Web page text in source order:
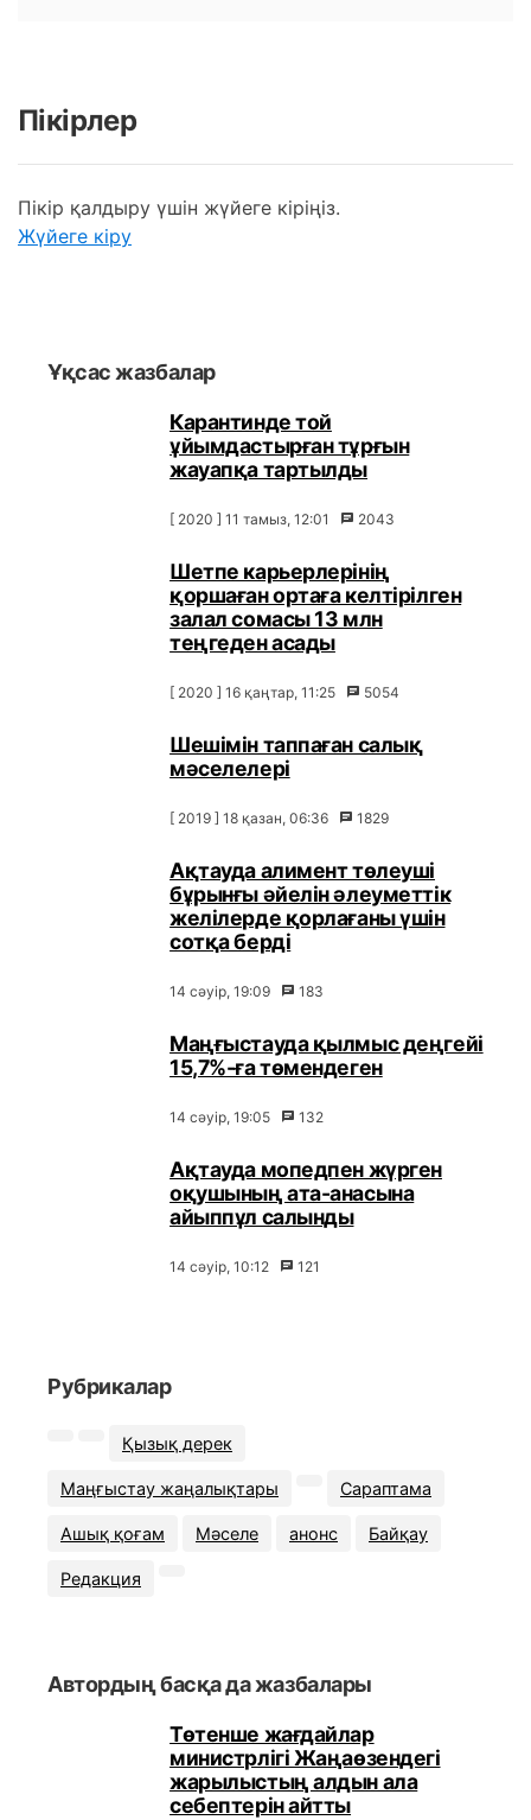
Пікірлер
Пікір қалдыру үшін жүйеге кіріңіз.
Жүйеге кіру
Ұқсас жазбалар
Карантинде той
ұйымдастырған тұрғын
жауапқа тартылды
[ 2020 ] 11 тамыз, 12:01 2043
Шетпе карьерлерінің
қоршаған ортаға келтірілген
залал сомасы 13 млн
теңгеден асады
[ 2020 ] 16 қаңтар, 11:25 5054
Шешімін таппаған салық
мәселелері
[ 2019 ] 18 қазан, 06:36 1829
Ақтауда алимент төлеуші
бұрынғы әйелін әлеуметтік
желілерде қорлағаны үшін
сотқа берді
14 сәуір, 19:09 183
Маңғыстауда қылмыс деңгейі
15,7%-ға төмендеген
14 сәуір, 19:05 132
Ақтауда мопедпен жүрген
оқушының ата-анасына
айыппұл салынды
14 сәуір, 10:12 121
Рубрикалар
Қызық дерек
Маңғыстау жаңалықтары Сараптама
Ашық қоғам Мәселе анонс Байқау
Редакция
Автордың басқа да жазбалары
Төтенше жағдайлар
министрлігі Жаңаөзендегі
жарылыстың алдын ала
себептерін айтты